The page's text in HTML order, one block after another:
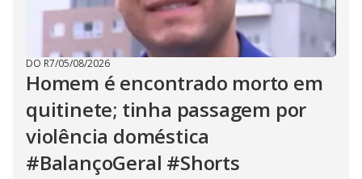
DO R7/05/08/2026
Homem é encontrado morto em
quitinete; tinha passagem por
violência doméstica
#BalançoGeral #Shorts